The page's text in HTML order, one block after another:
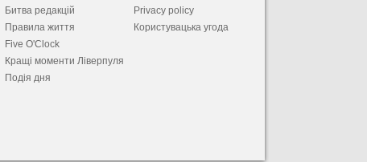
Битва редакцій
Правила життя
Five O'Clock
Кращі моменти Ліверпуля
Подія дня
Privacy policy
Користувацька угода